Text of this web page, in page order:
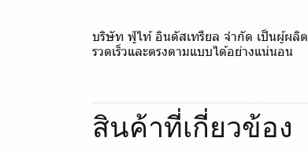
บริษัท ฟู่ไท้ อินดัสเทรียล จำกัด เป็นผู้ผลิ
รวดเร็วและตรงตามแบบได้อย่างแน่นอน
สินค้าที่เกี่ยวข้อง